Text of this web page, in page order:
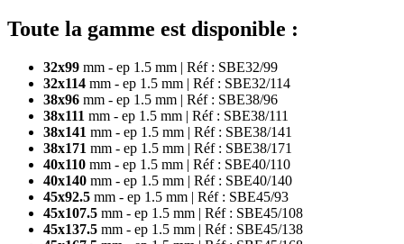
Toute la gamme est disponible :
32x99 mm - ep 1.5 mm | Réf : SBE32/99
32x114 mm - ep 1.5 mm | Réf : SBE32/114
38x96 mm - ep 1.5 mm | Réf : SBE38/96
38x111 mm - ep 1.5 mm | Réf : SBE38/111
38x141 mm - ep 1.5 mm | Réf : SBE38/141
38x171 mm - ep 1.5 mm | Réf : SBE38/171
40x110 mm - ep 1.5 mm | Réf : SBE40/110
40x140 mm - ep 1.5 mm | Réf : SBE40/140
45x92.5 mm - ep 1.5 mm | Réf : SBE45/93
45x107.5 mm - ep 1.5 mm | Réf : SBE45/108
45x137.5 mm - ep 1.5 mm | Réf : SBE45/138